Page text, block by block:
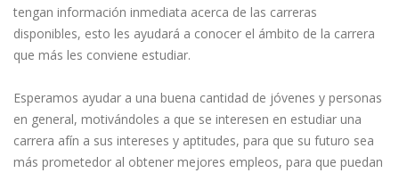
tengan información inmediata acerca de las carreras
disponibles, esto les ayudará a conocer el ámbito de la carrera
que más les conviene estudiar.
Esperamos ayudar a una buena cantidad de jóvenes y personas
en general, motivándoles a que se interesen en estudiar una
carrera afín a sus intereses y aptitudes, para que su futuro sea
más prometedor al obtener mejores empleos, para que puedan